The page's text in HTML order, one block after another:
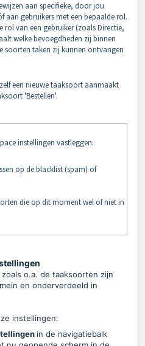
aan specifieke, door jou
aan gebruikers met een bepaalde rol.
rol van een gebruiker (zoals Directie,
welke bevoegdheden zij binnen
soorten taken zij kunnen ontvangen
een nieuwe taaksoort aanmaakt
'Bestellen'.
instellingen vastleggen:
op de blacklist (spam) of
die op dit moment wel of niet in
o.a. de taaksoorten zijn
en onderverdeeld in
instellingen:
in de navigatiebalk